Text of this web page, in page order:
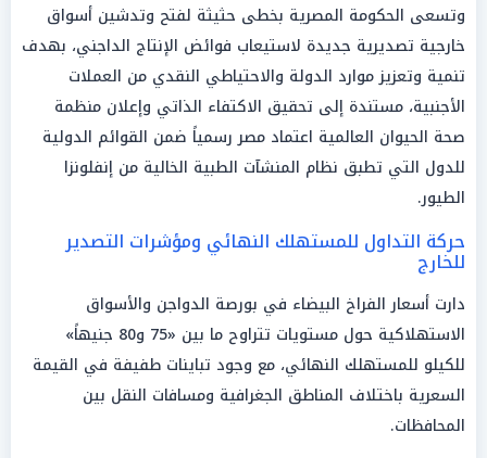
وتسعى الحكومة المصرية بخطى حثيثة لفتح وتدشين أسواق
خارجية تصديرية جديدة لاستيعاب فوائض الإنتاج الداجني، بهدف
تنمية وتعزيز موارد الدولة والاحتياطي النقدي من العملات
الأجنبية، مستندة إلى تحقيق الاكتفاء الذاتي وإعلان منظمة
صحة الحيوان العالمية اعتماد مصر رسمياً ضمن القوائم الدولية
للدول التي تطبق نظام المنشآت الطبية الخالية من إنفلونزا
الطيور.
حركة التداول للمستهلك النهائي ومؤشرات التصدير
للخارج
دارت أسعار الفراخ البيضاء في بورصة الدواجن والأسواق
الاستهلاكية حول مستويات تتراوح ما بين «75 و80 جنيهاً»
للكيلو للمستهلك النهائي، مع وجود تباينات طفيفة في القيمة
السعرية باختلاف المناطق الجغرافية ومسافات النقل بين
المحافظات.